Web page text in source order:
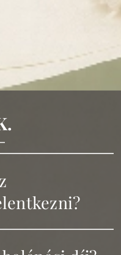
jelentkezhetnek.